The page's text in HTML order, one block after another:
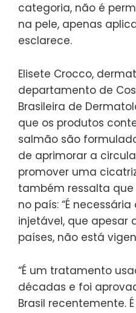
categoria, não é
na pele, apenas
esclarece.
Elisete Crocco,
departamento de
Brasileira de
que os produtos
salmão são
de aprimorar a
promover uma
também ressalta
no país: “É
injetável, que apesar
países, não está
“É um tratamento
décadas e foi
Brasil recentemente.